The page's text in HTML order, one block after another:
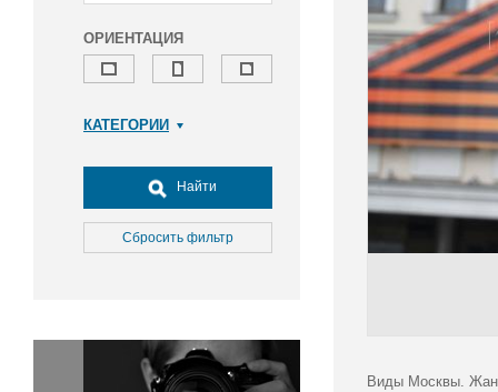
ОРИЕНТАЦИЯ
КАТЕГОРИИ
Досуг, туризм и отдых
Культура
Медицина
Окружающая среда
Политика
Найти
Сбросить фильтр
Виды Москвы.